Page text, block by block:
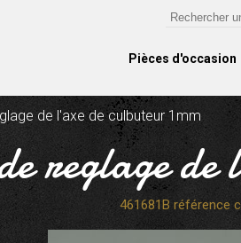
Pièces d'occasion
de l'axe de culbuteur 1mm
reglage de
461681B référence